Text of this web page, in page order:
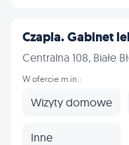
Czapla. Gabinet
Centralna 108, Białe
W ofercie m.in.:
Wizyty domowe
Inne